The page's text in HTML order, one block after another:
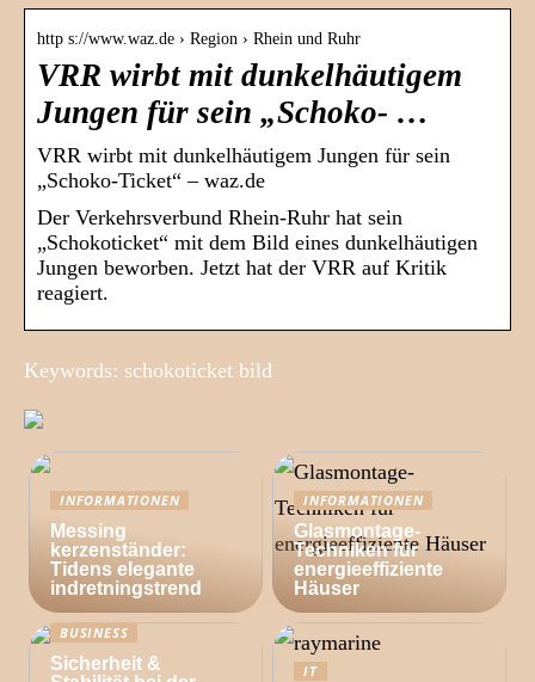
http s://www.waz.de › Region › Rhein und Ruhr
VRR wirbt mit dunkelhäutigem
Jungen für sein „Schoko- …
VRR wirbt mit dunkelhäutigem Jungen für sein
„Schoko-Ticket“ – waz.de
Der Verkehrsverbund Rhein-Ruhr hat sein
„Schokoticket“ mit dem Bild eines dunkelhäutigen
Jungen beworben. Jetzt hat der VRR auf Kritik
reagiert.
Keywords: schokoticket bild
INFORMATIONEN
Messing
kerzenständer:
Tidens elegante
indretningstrend
INFORMATIONEN
Glasmontage-
Techniken für
energieeffiziente
Häuser
BUSINESS
Sicherheit &
IT